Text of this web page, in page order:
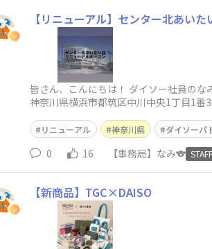
【リニューアル】センター北あいた
皆さん、こんにちは！ ダイソー社員の
神奈川県横浜市都筑区中川中央1丁目1
リニューアル 神奈川県 ダイソーパ
0 16 【事務局】なみ🐨 STAFF
【新商品】TGC×DAISO